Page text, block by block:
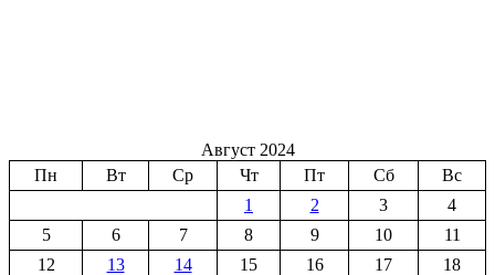
Август 2024
Пн
Вт Ср Чт Пт Сб
Вс
1
2 3
4
5
6 7 8 9 10
11
12
13 14 15 16 17
18